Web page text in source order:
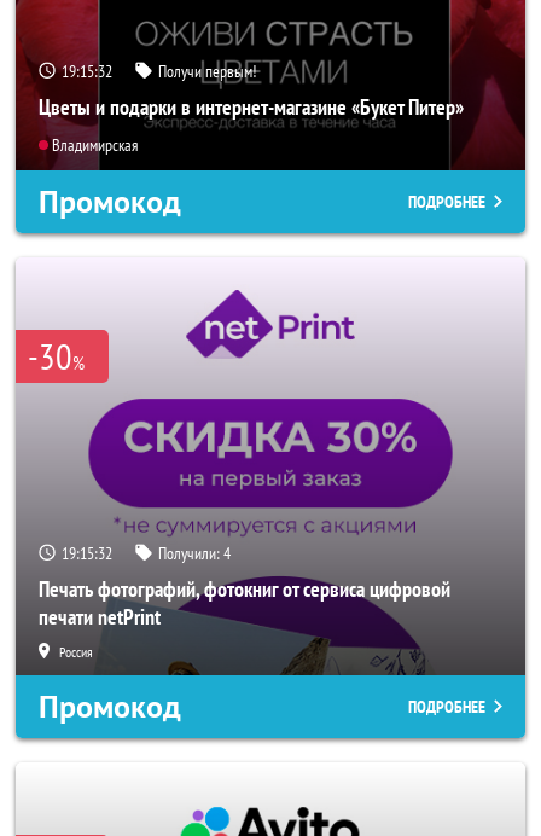
19:15:29 Получи первым!
Цветы и подарки в интернет-магазине «Букет Питер»
Владимирская
Промокод ПОДРОБНЕЕ
-30%
19:15:29 Получили:4
Печать фотографий, фотокниг от сервиса цифровой
печати netPrint
Россия
Промокод ПОДРОБНЕЕ